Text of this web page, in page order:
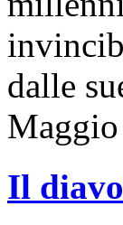
dalle
Il